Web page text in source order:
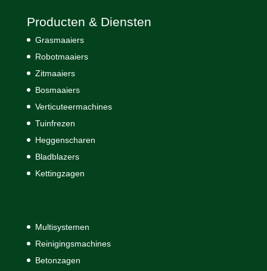
Producten & Diensten
Grasmaaiers
Robotmaaiers
Zitmaaiers
Bosmaaiers
Verticuteermachines
Tuinfrezen
Heggenscharen
Bladblazers
Kettingzagen
Multisystemen
Reinigingsmachines
Betonzagen